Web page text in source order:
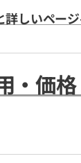
しいページ
・価